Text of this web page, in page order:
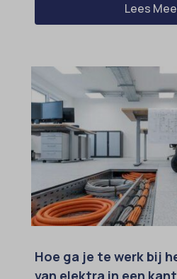
Lees
Hoe ga je te werk bij
van elektra in een